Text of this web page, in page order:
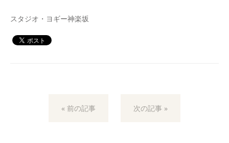
スタジオ・ヨギー神楽坂
« 前の記事 次の記事 »